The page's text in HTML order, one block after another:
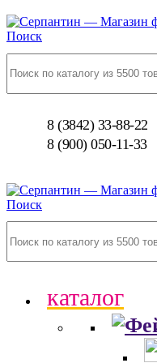
Поиск
8 (3842) 33-88-22
8 (900) 050-11-33
Поиск
каталог